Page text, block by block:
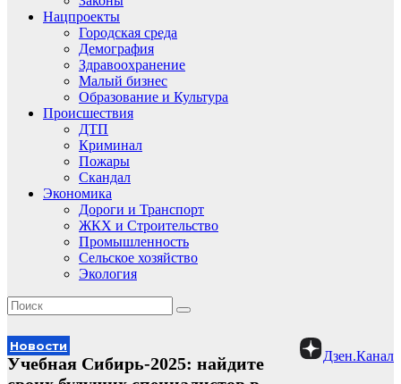
Нацпроекты
Городская среда
Демография
Здравоохранение
Малый бизнес
Образование и Культура
Происшествия
ДТП
Криминал
Пожары
Скандал
Экономика
Дороги и Транспорт
ЖКХ и Строительство
Промышленность
Сельское хозяйство
Экология
Новости
Дзен.Канал
Учебная Сибирь-2025: найдите